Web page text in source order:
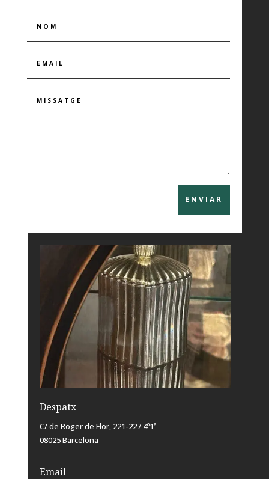
ENVIAR
Despatx
C/ de Roger de Flor, 221-227 4º1ª
08025 Barcelona
Email